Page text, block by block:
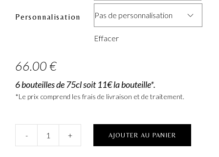
Personnalisation Pas de personnalisation
Effacer
66.00€
6 bouteilles de 75cl soit 11€ la bouteille*.
*Le prix comprend les frais de livraison et de traitement.
- + AJOUTER AU PANIER